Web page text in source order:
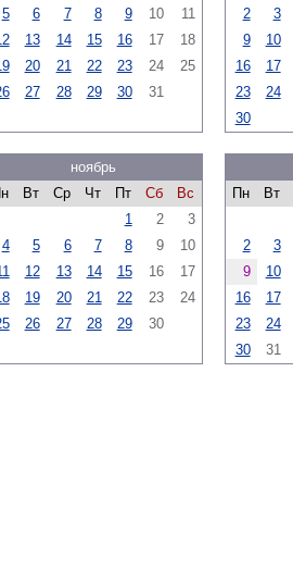
5
6 7 8 9 10
11
13 14 15 16 17
18
20 21 22 23 24
25
27 28 29 30 31
2
3
9
10
16
17
23
24
30
ноябрь
Вт Ср Чт Пт Сб
Вс
1
2
3
4
5 6 7 8 9
10
12 13 14 15 16
17
19 20 21 22 23
24
26 27 28 29 30
Пн
Вт
2
3
9
10
16
17
23
24
30
31